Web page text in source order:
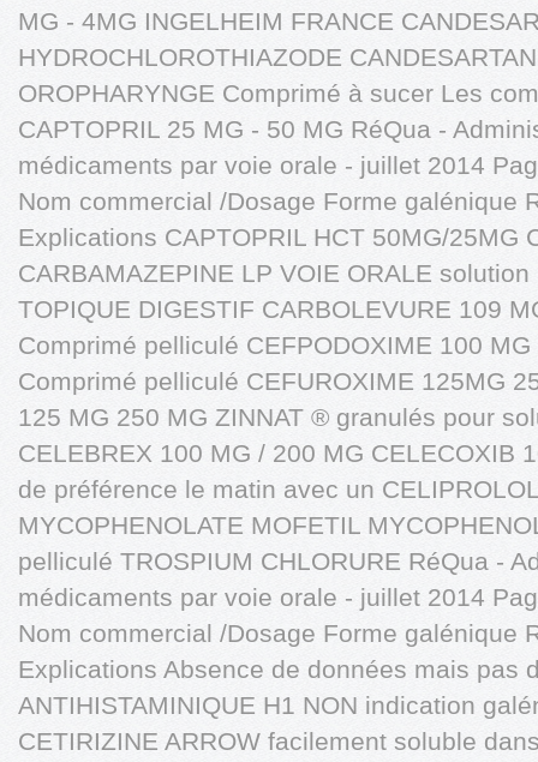
MG - 4MG INGELHEIM FRANCE
HYDROCHLOROTHIAZODE
OROPHARYNGE Comprimé à sucer Les
CAPTOPRIL 25 MG - 50 MG RéQua -
médicaments par voie orale - juillet 2014
Nom commercial /Dosage Forme galénique
Explications CAPTOPRIL HCT 50MG/25MG
CARBAMAZEPINE LP VOIE ORALE
TOPIQUE DIGESTIF CARBOLEVURE 109
Comprimé pelliculé CEFPODOXIME 100
Comprimé pelliculé CEFUROXIME 125MG
125 MG 250 MG ZINNAT ® granulés pour
CELEBREX 100 MG / 200 MG CELECOXIB
de préférence le matin avec un
MYCOPHENOLATE MOFETIL
pelliculé TROSPIUM CHLORURE RéQua -
médicaments par voie orale - juillet 2014
Nom commercial /Dosage Forme galénique
Explications Absence de données mais pas
ANTIHISTAMINIQUE H1 NON indication
CETIRIZINE ARROW facilement soluble